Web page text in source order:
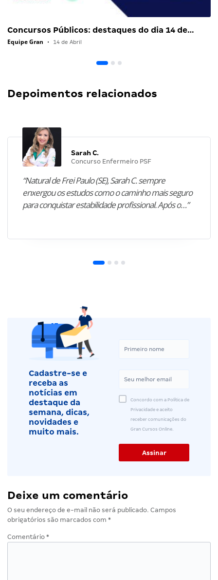
Concursos Públicos: destaques do dia 14 de…
Equipe Gran • 14 de Abril
Depoimentos relacionados
Sarah C.
Concurso Enfermeiro PSF
“Natural de Frei Paulo (SE), Sarah C. sempre
enxergou os estudos como o caminho mais seguro
para conquistar estabilidade profissional. Após o…”
Cadastre-se e
receba as
notícias em
destaque da
semana, dicas,
novidades e
muito mais.
Concordo com a Política de
Privacidade e aceito
receber comunicações do
Gran Cursos Online.
Deixe um comentário
O seu endereço de e-mail não será publicado. Campos
obrigatórios são marcados com *
Comentário *